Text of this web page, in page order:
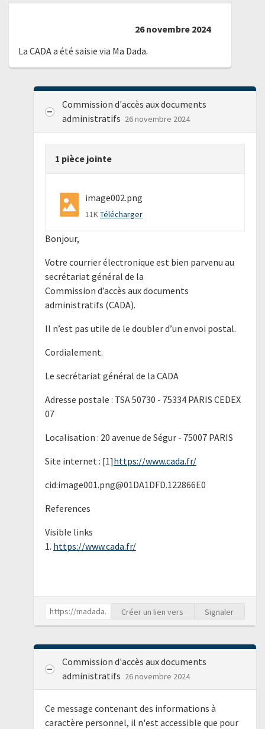
26 novembre 2024
La CADA a été saisie via Ma Dada.
Commission d'accès aux documents
administratifs 26 novembre 2024
1 pièce jointe
image002.png
11KTélécharger
Bonjour,
Votre courrier électronique est bien parvenu au
secrétariat général de la
Commission d’accès aux documents
administratifs (CADA).
Il n’est pas utile de le doubler d’un envoi postal.
Cordialement.
Le secrétariat général de la CADA
Adresse postale : TSA 50730 - 75334 PARIS CEDEX
07
Localisation : 20 avenue de Ségur - 75007 PARIS
Site internet : [1]https://www.cada.fr/
cid:image001.png@01DA1DFD.122866E0
References
Visible links
1. https://www.cada.fr/
Créer un lien vers Signaler
Commission d'accès aux documents
administratifs 26 novembre 2024
Ce message contenant des informations à
caractère personnel, il n'est accessible que pour